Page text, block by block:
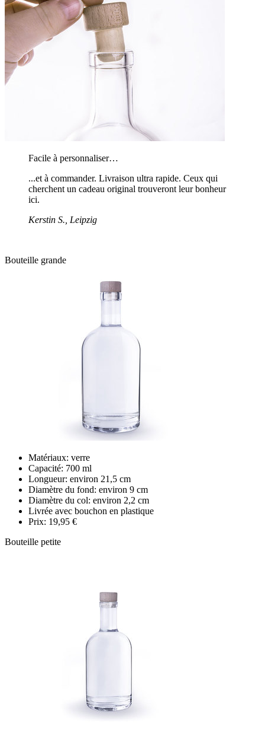
Facile à personnaliser…
...et à commander. Livraison ultra rapide. Ceux qui
cherchent un cadeau original trouveront leur bonheur
ici.
Kerstin S., Leipzig
Bouteille grande
Matériaux: verre
Capacité: 700 ml
Longueur: environ 21,5 cm
Diamètre du fond: environ 9 cm
Diamètre du col: environ 2,2 cm
Livrée avec bouchon en plastique
Prix: 19,95 €
Bouteille petite